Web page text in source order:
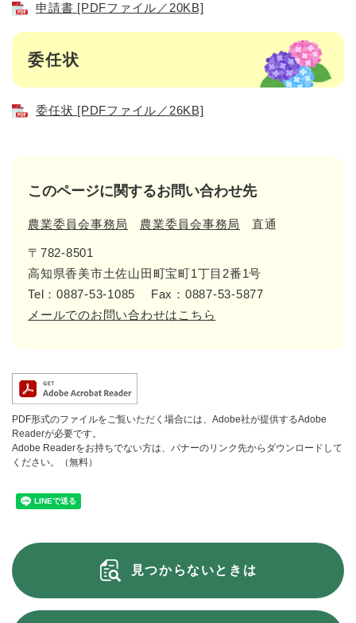
申請書 [PDFファイル／20KB]
委任状
委任状 [PDFファイル／26KB]
このページに関するお問い合わせ先
農業委員会事務局 農業委員会事務局 直通
〒782-8501
高知県香美市土佐山田町宝町1丁目2番1号
Tel：0887-53-1085
Fax：0887-53-5877
メールでのお問い合わせはこちら
PDF形式のファイルをご覧いただく場合には、Adobe社が提供するAdobe
Readerが必要です。
Adobe Readerをお持ちでない方は、バナーのリンク先からダウンロードして
ください。（無料）
見つからないときは